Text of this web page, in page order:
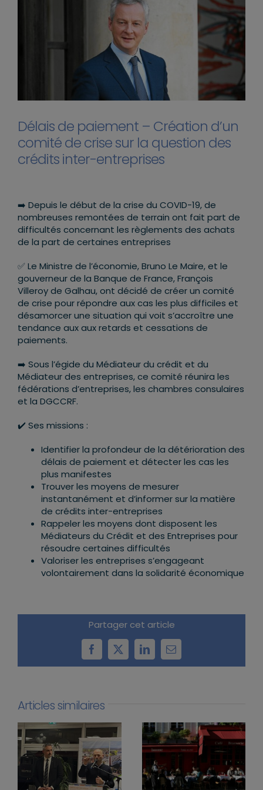
Délais de paiement – Création d’un
comité de crise sur la question des
crédits inter-entreprises
➡️ Depuis le début de la crise du COVID-19, de
nombreuses remontées de terrain ont fait part de
difficultés concernant les règlements des achats
de la part de certaines entreprises
✅ Le Ministre de l’économie, Bruno Le Maire, et le
gouverneur de la Banque de France, François
Villeroy de Galhau, ont décidé de créer un comité
de crise pour répondre aux cas les plus difficiles et
désamorcer une situation qui voit s’accroître une
tendance aux aux retards et cessations de
paiements.
➡️ Sous l’égide du Médiateur du crédit et du
Médiateur des entreprises, ce comité réunira les
fédérations d’entreprises, les chambres consulaires
et la DGCCRF.
✔️ Ses missions :
Identifier la profondeur de la détérioration des
délais de paiement et détecter les cas les
plus manifestes
Trouver les moyens de mesurer
instantanément et d’informer sur la matière
de crédits inter-entreprises
Rappeler les moyens dont disposent les
Médiateurs du Crédit et des Entreprises pour
résoudre certaines difficultés
Valoriser les entreprises s’engageant
volontairement dans la solidarité économique
Partager cet article
Facebook
X LinkedInEmail
Articles similaires